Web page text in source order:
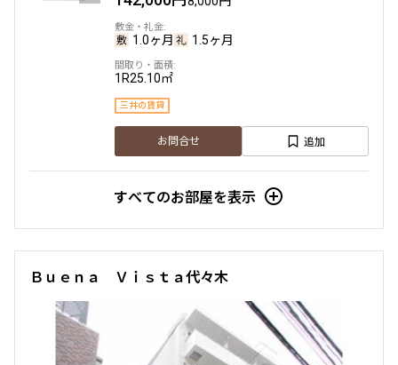
1.0ヶ月 1.5ヶ月
1R25.10㎡
三井の賃貸
お問合せ 追加
すべてのお部屋を表示
Ｂｕｅｎａ Ｖｉｓｔａ代々木